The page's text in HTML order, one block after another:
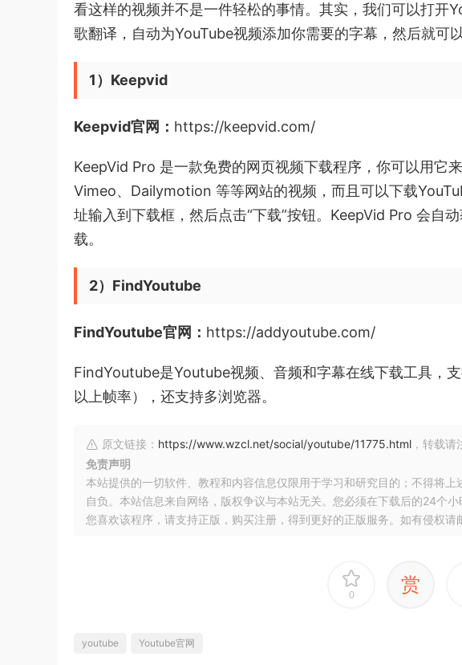
看这样的视频并不是一件轻松的事情。其实，我们可以打开
歌翻译，自动为YouTube视频添加你需要的字幕，然后就可
1）Keepvid
Keepvid官网： https://keepvid.com/
KeepVid Pro 是一款免费的网页视频下载程序，你可以用
Vimeo、Dailymotion 等等网站的视频，而且可以下载
址输入到下载框，然后点击“下载”按钮。KeepVid Pro 会自
载。
2）FindYoutube
FindYoutube官网： https://addyoutube.com/
FindYoutube是Youtube视频、音频和字幕在线下载工具，
以上帧率），还支持多浏览器。
原文链接： https://www.wzcl.net/social/youtube/11775.html ，转载
免责声明
本站提供的一切软件、教程和内容信息仅限用于学习和研究目的；不得将
自负。本站信息来自网络，版权争议与本站无关。您必须在下载后的24个
您喜欢该程序，请支持正版，购买注册，得到更好的正版服务。如有侵权请
0 赏
youtube Youtube官网